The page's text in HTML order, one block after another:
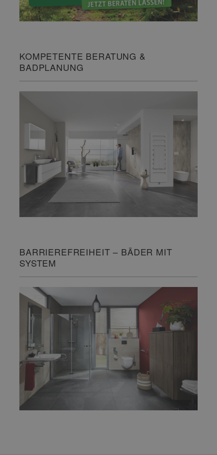
KOMPETENTE BERATUNG &
BADPLANUNG
BARRIEREFREIHEIT – BÄDER MIT
SYSTEM